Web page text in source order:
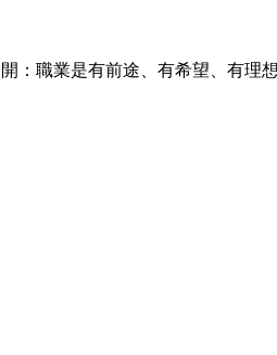
：職業是有前途、有希望、有